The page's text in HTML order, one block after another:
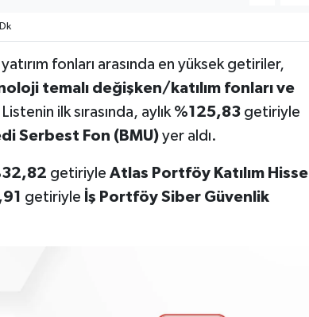
fonları arasında en yüksek getiriler,
temalı değişken/katılım fonları ve
ilk sırasında, aylık %125,83 getiriyle
Serbest Fon (BMU) yer aldı.
getiriyle Atlas Portföy Katılım Hisse
getiriyle İş Portföy Siber Güvenlik